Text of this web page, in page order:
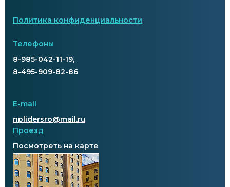
Политика конфиденциальности
Телефоны
8-985-042-11-19,
8-495-909-82-86
E-mail
nplidersro@mail.ru
Проезд
Посмотреть на карте